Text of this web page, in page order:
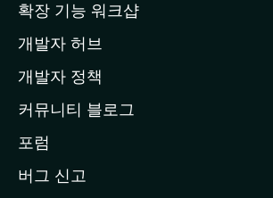
페
이
지
이
동
확장 기능 워크샵
개발자 허브
개발자 정책
커뮤니티 블로그
포럼
버그 신고